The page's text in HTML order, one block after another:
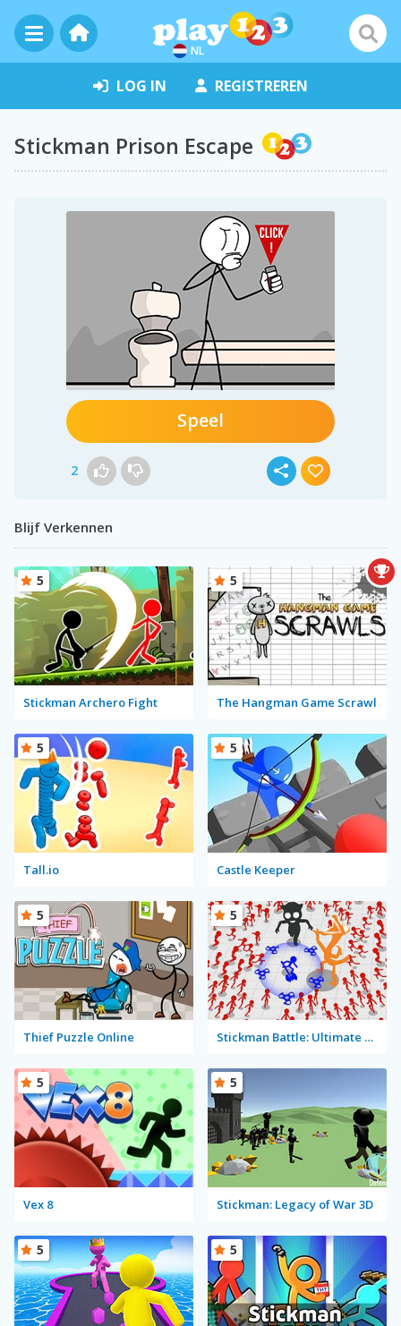
NL
LOG IN REGISTREREN
Stickman Prison Escape
Speel
2
Blijf Verkennen
Stickman Archero Fight
5
The Hangman Game Scrawl
5
Tall.io
5
Castle Keeper
5
Thief Puzzle Online
5
Stickman Battle: Ultimate Fight
5
Vex 8
5
Stickman: Legacy of War 3D
5
5 5